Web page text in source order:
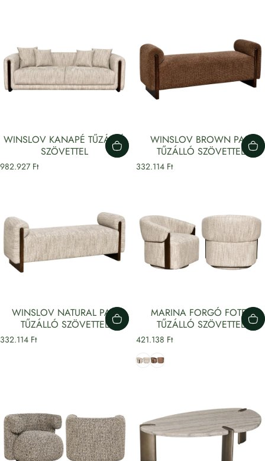
WINSLOV KANAPÉ TŰZÁLLÓ
SZÖVETTEL
982.927 Ft
WINSLOV BROWN PAD
TŰZÁLLÓ SZÖVETTEL
332.114 Ft
WINSLOV NATURAL PAD
TŰZÁLLÓ SZÖVETTEL
332.114 Ft
MARINA FORGÓ FOTEL
TŰZÁLLÓ SZÖVETTEL
421.138 Ft
BézsBarna